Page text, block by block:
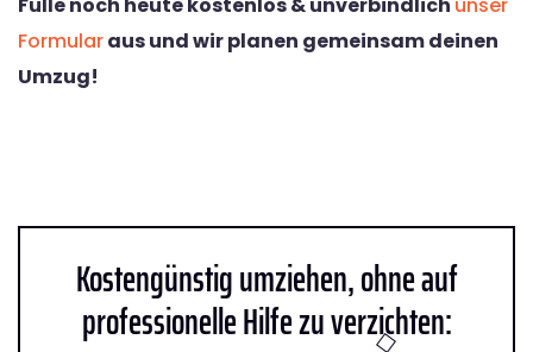
Fülle noch heute kostenlos & unverbindlich unser
Formularaus und wir planen gemeinsam deinen
Umzug!
Kostengünstig umziehen, ohne auf
professionelle Hilfe zu verzichten: